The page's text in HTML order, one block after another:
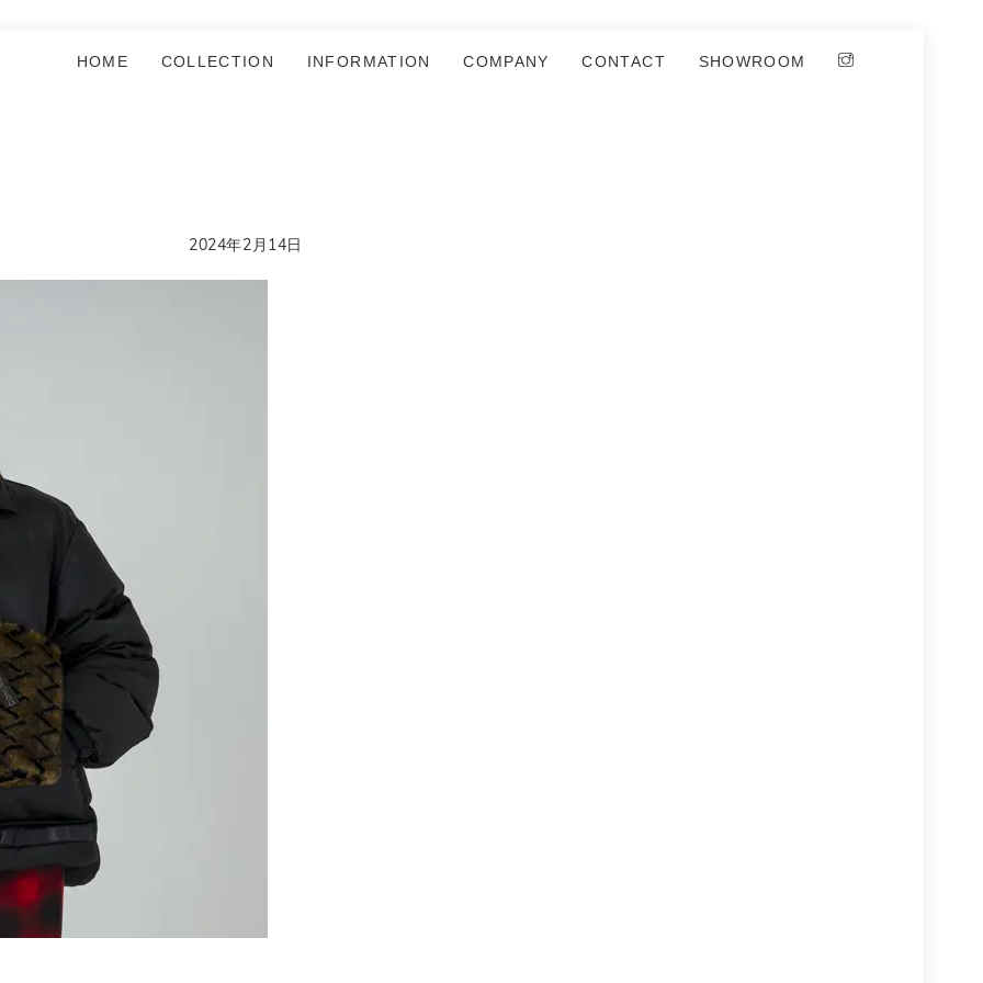
HOME COLLECTION INFORMATION COMPANY CONTACT SHOWROOM
2024年2月14日